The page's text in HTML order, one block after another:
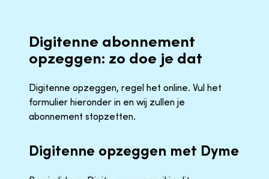
Digitenne abonnement
opzeggen: zo doe je dat
Digitenne opzeggen, regel het online. Vul het
formulier hieronder in en wij zullen je
abonnement stopzetten.
Digitenne opzeggen met Dyme